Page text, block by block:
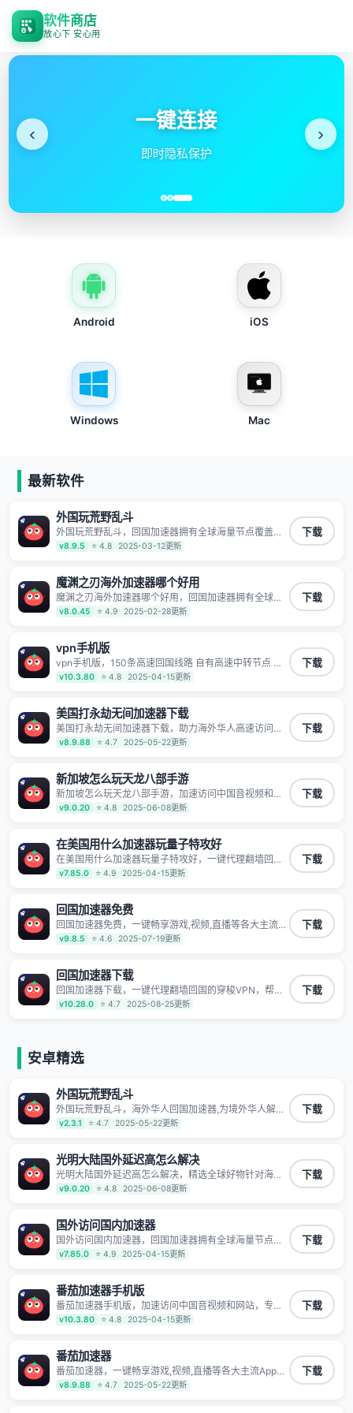
软件商店
放心下 安心用
一键连接
即时隐私保护
‹ ›
Android iOS
Windows Mac
最新软件
外国玩荒野乱斗
外国玩荒野乱斗，回国加速器拥有全球海量节点覆盖，
运营商专线不卡顿超稳定，专为海外华人和留学生打
造，帮助海外华人免除地域限制，随时高速稳定低延迟
v8.9.5 ⭐ 4.8 2025-03-12更新
下载
魔渊之刃海外加速器哪个好用
魔渊之刃海外加速器哪个好用，回国加速器拥有全球海
量节点覆盖，运营商专线不卡顿超稳定，专为海外华人
和留学生打造，帮助海外华人免除地域限制，随时高速
乐。
v8.0.45 ⭐ 4.9 2025-02-28更新
下载
vpn手机版
vpn手机版，150条高速回国线路 自有高速中转节点 无
需注册 一键连接 提供高速线路 应用内直达视频音乐
app,快人一步 应用模式 App互不干扰 不间断的隐私保护
第三方对数据进行窃取和监听
v10.3.80 ⭐ 4.8 2025-04-15更新
下载
美国打永劫无间加速器下载
美国打永劫无间加速器下载，助力海外华人高速访问国
内网络，快速开启国内各直播平台,解决国内视频、音乐
卡顿问题；更能加速海量国服游戏，超低延迟稳定不掉
v8.9.88 ⭐ 4.7 2025-05-22更新
下载
新加坡怎么玩天龙八部手游
新加坡怎么玩天龙八部手游，加速访问中国音视频和网
站，专业回国加速器，帮你加速访问优酷、bilibili、腾讯
视频、爱奇艺等，加速国服游戏，例如原神、阴阳师、
示录、明日方舟、战双帕弥什、sky光·遇、另一个伊甸
园等国内各种服务,回国加速器致力于帮助海外华人和留
学生、港澳台地区用户提供最好的回国游戏和音乐视频
加速服务，可以在海外或港澳台地区流畅加速国服游戏
速专线。能加速访问优酷、爱奇艺、腾讯视频、B站、芒
果TV、西瓜视频、QQ音乐、网易云音乐、酷狗音乐、
YY等主流网站应用解除限制，带你穿梭加速回国。目前
已有上百万用户，用户整体好评95%以上，一对一在线
客服支持，保障你的使用体验。
v9.0.20 ⭐ 4.8 2025-06-08更新
下载
在美国用什么加速器玩量子特攻好
在美国用什么加速器玩量子特攻好，一键代理翻墙回国
的穿梭VPN，帮助海外华人留学生及港澳台地区用户破
除地区版权限制问题，一键降低游戏延迟，加速访问中
v7.85.0 ⭐ 4.9 2025-04-15更新
下载
回国加速器免费
回国加速器免费，一键畅享游戏,视频,直播等各大主流
App应用,视频加载极速不卡顿。人在海外听歌,玩国服游
戏 简单易用。
v9.8.5 ⭐ 4.6 2025-07-19更新
下载
回国加速器下载
回国加速器下载，一键代理翻墙回国的穿梭VPN，帮助
海外华人留学生及港澳台地区用户破除地区版权限制问
题，一键降低游戏延迟，加速访问中国网站、游戏及应
v10.28.0 ⭐ 4.7 2025-08-25更新
下载
安卓精选
外国玩荒野乱斗
外国玩荒野乱斗，海外华人回国加速器,为境外华人解决
海外怎么听歌?海外怎么看剧?海外怎么玩游戏不卡等境
外难题,全球回国稳定国内节点,专业、流畅加速让海外党
v2.3.1 ⭐ 4.7 2025-05-22更新
下载
光明大陆国外延迟高怎么解决
光明大陆国外延迟高怎么解决，精选全球好物针对海外
华人、留学生和海外出差用户打造的一款高质量专属回
国加速器,只要身处海外即可一键加速畅享国内网络:追剧
股等多场景的应用及网络加速
v9.0.20 ⭐ 4.8 2025-06-08更新
下载
国外访问国内加速器
国外访问国内加速器，回国加速器拥有全球海量节点覆
盖，运营商专线不卡顿超稳定，专为海外华人和留学生
打造，帮助海外华人免除地域限制，随时高速稳定低延
v7.85.0 ⭐ 4.9 2025-04-15更新
下载
番茄加速器手机版
番茄加速器手机版，加速访问中国音视频和网站，专业
回国加速器，帮你加速访问优酷、bilibili、腾讯视频、爱
奇艺等，加速国服游戏，例如原神、阴阳师、和平精
明日方舟、战双帕弥什、sky光·遇、另一个伊甸园等国
内各种服务,回国加速器致力于帮助海外华人和留学生、
港澳台地区用户提供最好的回国游戏和音乐视频加速服
务，可以在海外或港澳台地区流畅加速国服游戏和音视
v10.3.80 ⭐ 4.8 2025-04-15更新
下载
番茄加速器
番茄加速器，一键畅享游戏,视频,直播等各大主流App应
用,视频加载极速不卡顿。人在海外听歌,玩国服游戏 简
单易用。
v8.9.88 ⭐ 4.7 2025-05-22更新
下载